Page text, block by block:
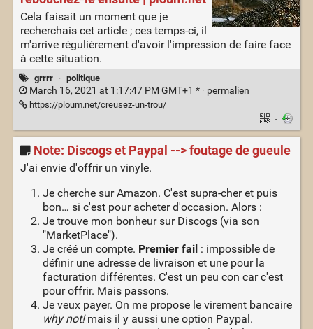
Cela faisait un moment que je
recherchais cet article ; ces temps-ci, il
m'arrive régulièrement d'avoir l'impression de faire face
à cette situation.
grrrr · politique
March 16, 2021 at 1:17:47 PM GMT+1 * · permalien
https://ploum.net/creusez-un-trou/
·
Note: Discogs et Paypal --> foutage de gueule
J'ai envie d'offrir un vinyle.
Je cherche sur Amazon. C'est supra-cher et puis
bon… si c'est pour acheter d'occasion. Alors :
Je trouve mon bonheur sur Discogs (via son
"MarketPlace").
Je créé un compte. Premier fail: impossible de
définir une adresse de livraison et une pour la
facturation différentes. C'est un peu con car c'est
pour offrir. Mais passons.
Je veux payer. On me propose le virement bancaire
why not!mais il y aussi une option Paypal.